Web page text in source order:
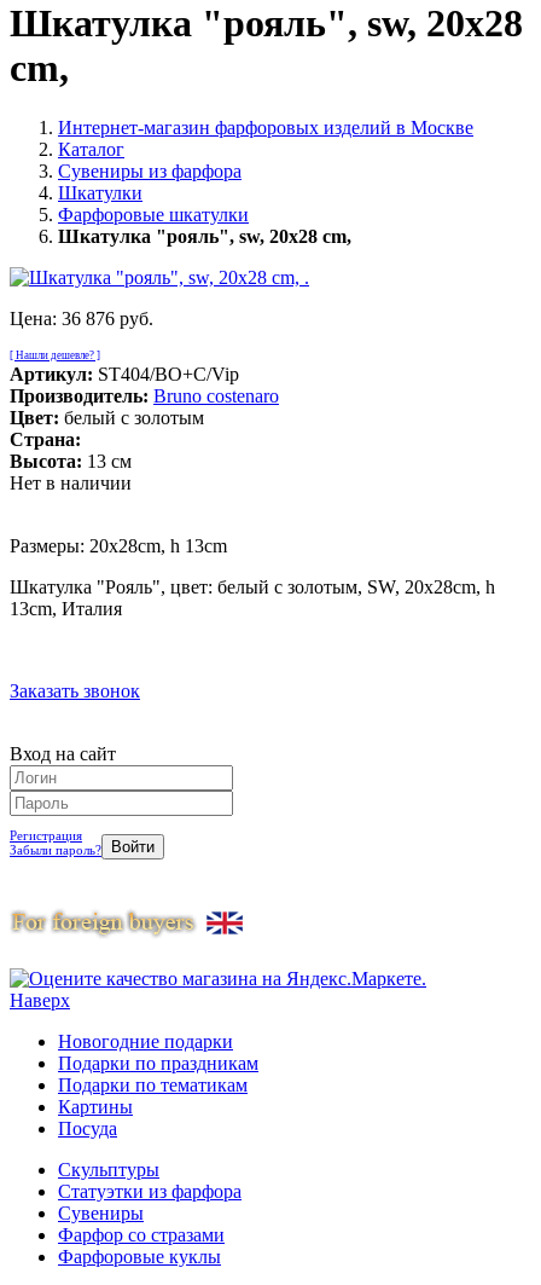
Шкатулка "рояль", sw, 20x28
cm,
Интернет-магазин фарфоровых изделий в Москве
Каталог
Сувениры из фарфора
Шкатулки
Фарфоровые шкатулки
Шкатулка "рояль", sw, 20x28 cm,
Цена: 36 876 руб.
[ Нашли дешевле? ]
Артикул: ST404/BO+C/Vip
Производитель: Bruno costenaro
Цвет: белый с золотым
Страна:
Высота: 13 см
Нет в наличии
Размеры: 20x28cm, h 13cm
Шкатулка "Рояль", цвет: белый с золотым, SW, 20x28cm, h
13cm, Италия
Заказать звонок
Вход на сайт
Регистрация
Забыли пароль?
Наверх
Новогодние подарки
Подарки по праздникам
Подарки по тематикам
Картины
Посуда
Скульптуры
Статуэтки из фарфора
Сувениры
Фарфор со стразами
Фарфоровые куклы